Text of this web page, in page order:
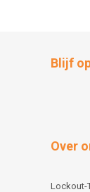
Blijf
Over
Lockout-